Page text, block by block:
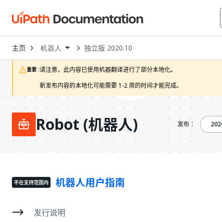
主页 Open
Dropdown
to
choose
product
机器人 独立版 2020.10
重要 :请注意，此内容已使用机器翻译进行了部分本地化。
新发布内容的本地化可能需要 1-2 周的时间才能完成。
Robot (机器人) 发布： 2020.10
不在支持范围内 机器人用户指南
发行说明